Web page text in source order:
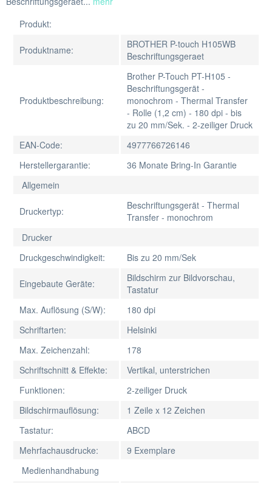
Produkt:
Produktname:
BROTHER P-touch H105WB
Beschriftungsgeraet
Produktbeschreibung:
Brother P-Touch PT-H105 -
Beschriftungsgerät -
monochrom - Thermal Transfer
- Rolle (1,2 cm) - 180 dpi - bis
zu 20 mm/Sek. - 2-zeiliger Druck
EAN-Code:
4977766726146
Herstellergarantie:
36 Monate Bring-In Garantie
Allgemein
Druckertyp:
Beschriftungsgerät - Thermal
Transfer - monochrom
Drucker
Druckgeschwindigkeit:
Bis zu 20 mm/Sek
Eingebaute Geräte:
Bildschirm zur Bildvorschau,
Tastatur
Max. Auflösung (S/W):
180 dpi
Schriftarten:
Helsinki
Max. Zeichenzahl:
178
Schriftschnitt & Effekte:
Vertikal, unterstrichen
Funktionen:
2-zeiliger Druck
Bildschirmauflösung:
1 Zeile x 12 Zeichen
Tastatur:
ABCD
Mehrfachausdrucke:
9 Exemplare
Medienhandhabung